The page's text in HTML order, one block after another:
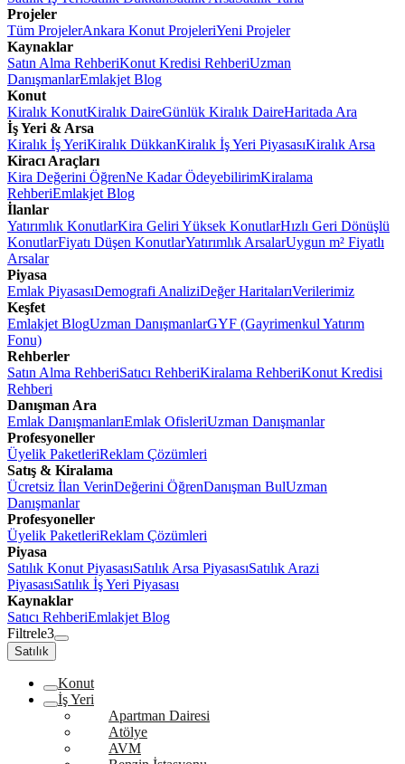
Projeler
Tüm ProjelerAnkara Konut ProjeleriYeni Projeler
Kaynaklar
Satın Alma RehberiKonut Kredisi RehberiUzman
DanışmanlarEmlakjet Blog
Konut
Kiralık KonutKiralık DaireGünlük Kiralık DaireHaritada Ara
İş Yeri & Arsa
Kiralık İş YeriKiralık DükkanKiralık İş Yeri PiyasasıKiralık Arsa
Kiracı Araçları
Kira Değerini ÖğrenNe Kadar ÖdeyebilirimKiralama
RehberiEmlakjet Blog
İlanlar
Yatırımlık KonutlarKira Geliri Yüksek KonutlarHızlı Geri Dönüşlü
KonutlarFiyatı Düşen KonutlarYatırımlık ArsalarUygun m² Fiyatlı
Arsalar
Piyasa
Emlak PiyasasıDemografi AnaliziDeğer HaritalarıVerilerimiz
Keşfet
Emlakjet BlogUzman DanışmanlarGYF (Gayrimenkul Yatırım
Fonu)
Rehberler
Satın Alma RehberiSatıcı RehberiKiralama RehberiKonut Kredisi
Rehberi
Danışman Ara
Emlak DanışmanlarıEmlak OfisleriUzman Danışmanlar
Profesyoneller
Üyelik PaketleriReklam Çözümleri
Satış & Kiralama
Ücretsiz İlan VerinDeğerini ÖğrenDanışman BulUzman
Danışmanlar
Profesyoneller
Üyelik PaketleriReklam Çözümleri
Piyasa
Satılık Konut PiyasasıSatılık Arsa PiyasasıSatılık Arazi
PiyasasıSatılık İş Yeri Piyasası
Kaynaklar
Satıcı RehberiEmlakjet Blog
Filtrele3
Satılık
Konut
İş Yeri
Apartman Dairesi
Atölye
AVM